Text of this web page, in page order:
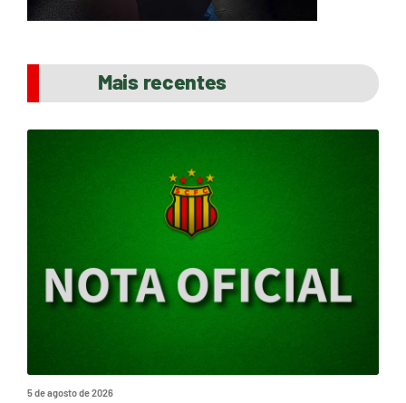
Mais recentes
5 de agosto de 2026